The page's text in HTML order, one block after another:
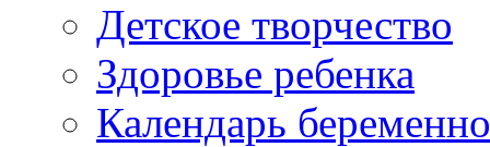
Детское творчество
Здоровье ребенка
Календарь